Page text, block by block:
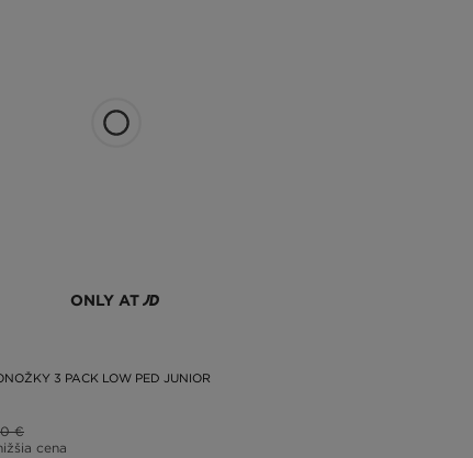
ONLY AT
3 PACK LOW PED JUNIOR
€
cena